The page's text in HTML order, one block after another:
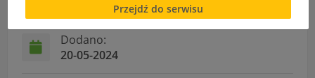
Dodano:
20-05-2024
cookies lub local storage, może utrudnić lub
uniemożliwić korzystanie z Serwisu.
Informacje dotyczące polityki prywatności oraz
przetwarzania danych osobowych dostępne są cały
Przejdź do serwisu